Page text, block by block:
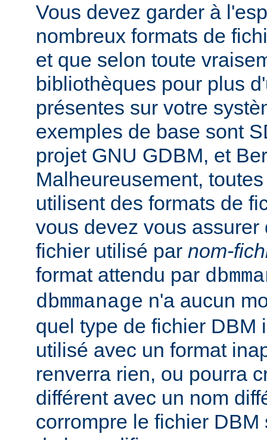
Vous devez garder à
nombreux formats de
et que selon toute
bibliothèques pour plus
présentes sur votre
exemples de base sont
projet GNU GDBM, et
Malheureusement,
utilisent des formats de
vous devez vous assurer
fichier utilisé par nom-
format attendu par
dbmmanage n'a aucun
quel type de fichier DBM
utilisé avec un format
renverra rien, ou pourra
différent avec un nom
corrompre le fichier